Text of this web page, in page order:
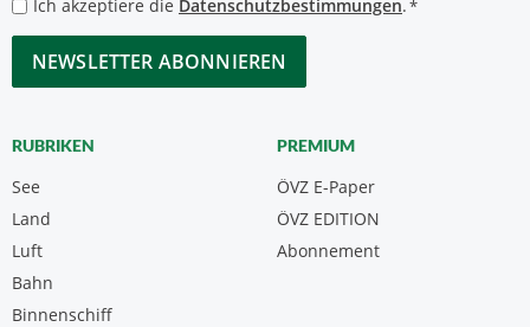
*
Ich akzeptiere die Datenschutzbestimmungen.*
CAPTCHA
RUBRIKEN
See
Land
Luft
Bahn
Binnenschiff
PREMIUM
ÖVZ E-Paper
Abonnement
ÖVZ EDITION